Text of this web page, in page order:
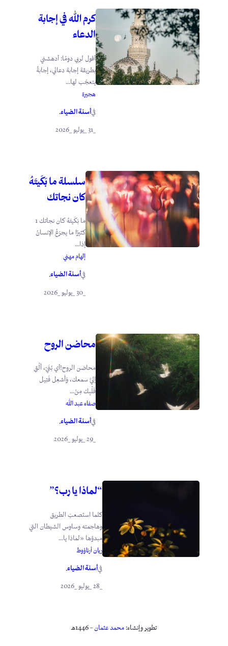
كرم الله في إجابة
الدعاء
أقول لربي دومًا: أدهشني
بطريقة إجابة دعائي، إجابةً
يتعجّب لها...
هجيرة
فيأسنة الضياء.
سلسلة ما بَكَيتَهُ
كان نجاتك
ما بَكَيتَهُ كان نجاتك 1
كثيرًا ما يجزعُ الإنسانُ
إذا...
إلهام مهني
فيأسنة الضياء.
محاضن الروح
محاضن الروح!أي بُنَيّ، أَلْقِ
إليَّ سمعك، وَأَشعِل فَتِيل
قَلْبِك مِنْ...
صفاء عبد الله
فيأسنة الضياء.
“لماذا يا رب؟”
كلما استصعبَ الطريق
وهاجمته وساوس الشيطان التي
مبدؤها «لماذا يا...
ريان أرناؤوط
فيأسنة الضياء.
تطوير وإنشاء: محمد عثمان– 1446هـ